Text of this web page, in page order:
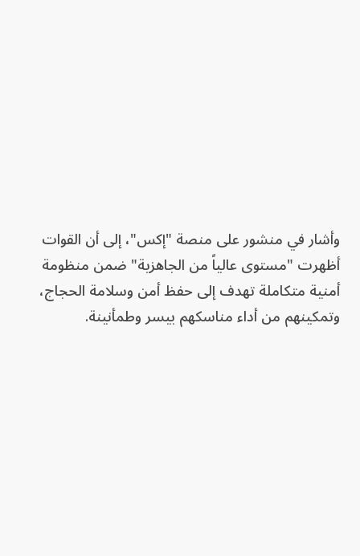
وأشار في منشور على منصة "إكس"، إلى أن القوات
أظهرت "مستوى عالياً من الجاهزية" ضمن منظومة
أمنية متكاملة تهدف إلى حفظ أمن وسلامة الحجاج،
وتمكينهم من أداء مناسكهم بيسر وطمأنينة.